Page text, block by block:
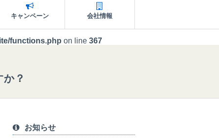
キャンペーン 会社情報
functions.php on line 367
？
お知らせ